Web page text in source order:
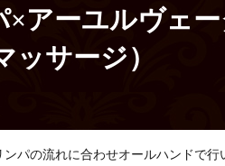
アーユルヴェ
サージ）
パの流れに合わせオールハンドで行